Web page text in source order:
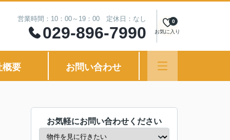
営業時間：10：00～19：00 定休日：なし
029-896-7990 お気に入り
0
概要 お問い合わせ
お気軽にお問い合わせください